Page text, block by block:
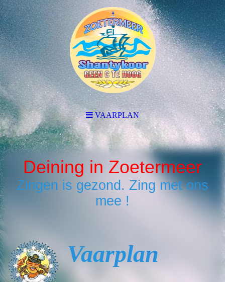
VAARPLAN
Deining in Zoetermeer
Zingen is gezond. Zing met ons
mee !
Vaarplan